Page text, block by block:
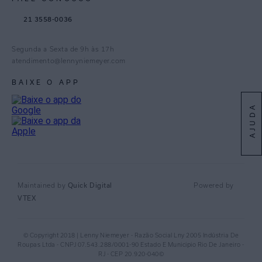
AJUDA
Facebook
Linkedin
21 3558-0036
Segunda a Sexta de 9h às 17h
atendimento@lennyniemeyer.com
BAIXE O APP
© Copyright 2018 | Lenny Niemeyer - Razão Social Lny 2005 Indústria De
Roupas Ltda - CNPJ 07.543.288/0001-90 Estado E Municipio Rio De Janeiro -
RJ - CEP 20.920-040©
Maintained by Quick Digital Powered by
VTEX